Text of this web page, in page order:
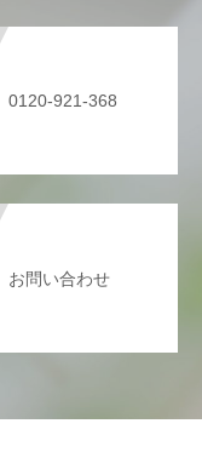
0120-921-368
お問い合わせ